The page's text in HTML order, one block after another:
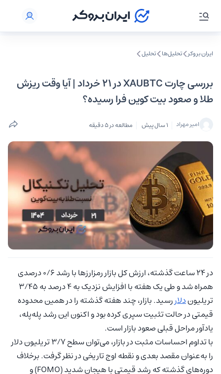
ایران بروکر تحلیل‌ها تحلیل‌
بررسی چارت XAUBTC در ۲۱ خرداد | آیا وقت ریزش
طلا و صعود بیت کوین فرا رسیده؟
امیر مهراد 1 سال پیش مطالعه در 5 دقیقه
در ۲۴ ساعت گذشته، ارزش کل بازار رمزارزها با رشد ۰/۶ درصدی
همراه شد و طی یک هفته با افزایش نزدیک به ۴ درصد به ۳/۴۵
تریلیوندلاررسید. بازار، چند هفته گذشته را در همین محدوده
قیمتی در حالت تثبیت سپری کرده بود و اکنون این رشد پله‌پله،
یادآور مراحل قبلی صعود بازار است.
با تداوم احساسات مثبت در بازار، می‌توان سطح ۳/۷ تریلیون دلار
را به‌عنوان مقصد بعدی و نقطه اوج تاریخی در نظر گرفت. برخلاف
دوره‌های گذشته که رشد قیمتی با هیجان شدید (FOMO) و